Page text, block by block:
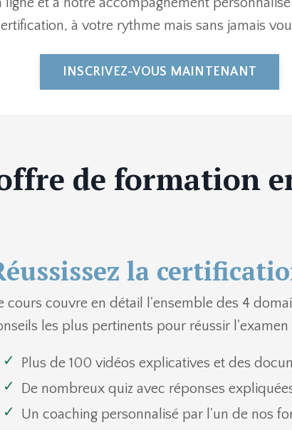
à votre rythme mais sans jamais
INSCRIVEZ-VOUS MAINTENANT
de formation
la
cours couvre en détail l'ensemble des 4
les plus pertinents pour réussir
Plus de 100 vidéos explicatives et des
De nombreux quiz avec réponses
Un coaching personnalisé par l'un de nos